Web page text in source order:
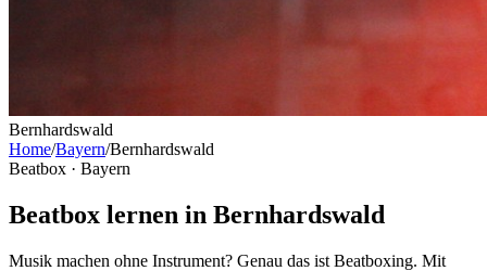
Bernhardswald
Home/Bayern/Bernhardswald
Beatbox · Bayern
Beatbox lernen in Bernhardswald
Musik machen ohne Instrument? Genau das ist Beatboxing. Mit